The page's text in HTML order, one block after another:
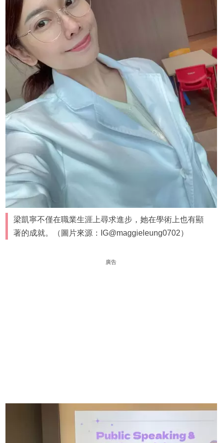
梁凱寧不僅在職業生涯上尋求進步，她在學術上也有顯
著的成就。（圖片來源：IG@maggieleung0702）
廣告